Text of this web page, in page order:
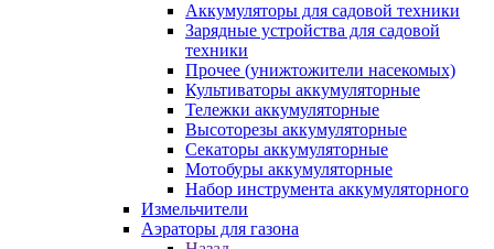
Аккумуляторы для садовой техники
Зарядные устройства для садовой
техники
Прочее (унижтожители насекомых)
Культиваторы аккумуляторные
Тележки аккумуляторные
Высоторезы аккумуляторные
Секаторы аккумуляторные
Мотобуры аккумуляторные
Набор инструмента аккумуляторного
Измельчители
Аэраторы для газона